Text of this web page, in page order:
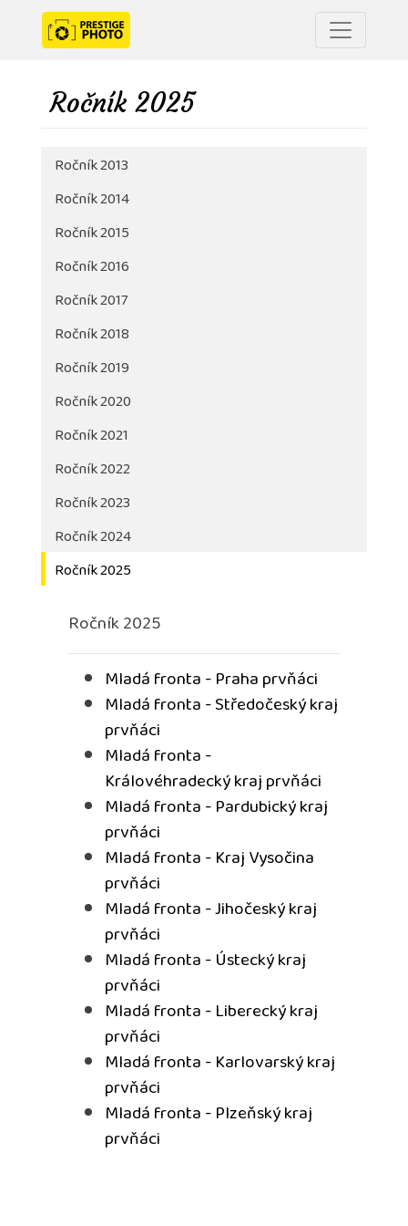
Ročník 2025
Ročník 2013
Ročník 2014
Ročník 2015
Ročník 2016
Ročník 2017
Ročník 2018
Ročník 2019
Ročník 2020
Ročník 2021
Ročník 2022
Ročník 2023
Ročník 2024
Ročník 2025
Ročník 2025
Mladá fronta - Praha prvňáci
Mladá fronta - Středočeský kraj
prvňáci
Mladá fronta -
Královéhradecký kraj prvňáci
Mladá fronta - Pardubický kraj
prvňáci
Mladá fronta - Kraj Vysočina
prvňáci
Mladá fronta - Jihočeský kraj
prvňáci
Mladá fronta - Ústecký kraj
prvňáci
Mladá fronta - Liberecký kraj
prvňáci
Mladá fronta - Karlovarský kraj
prvňáci
Mladá fronta - Plzeňský kraj
prvňáci